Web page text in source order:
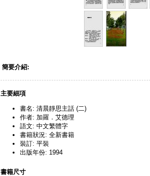
簡要介紹:
主要細項
書名: 清晨靜思主話 (二)
作者: 加羅．艾德理
語文: 中文繁體字
書籍狀況: 全新書籍
裝訂: 平裝
出版年份: 1994
書籍尺寸